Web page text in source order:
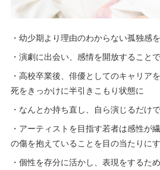
・幼少期より理由のわからない孤独感
・演劇に出会い、感情を開放すること
・高校卒業後、俳優としてのキャリア
死をきっかけに半引きこもり状態に
・なんとか持ち直し、自ら演じるだけ
・アーティストを目指す若者は感性が
の傷を抱えていることを目の当たりに
・個性を存分に活かし、表現をするた